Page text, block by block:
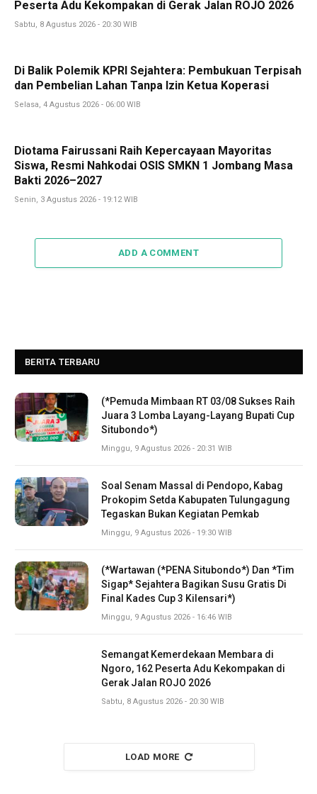
Peserta Adu Kekompakan di Gerak Jalan ROJO 2026
Sabtu, 8 Agustus 2026 - 20:30 WIB
Di Balik Polemik KPRI Sejahtera: Pembukuan Terpisah
dan Pembelian Lahan Tanpa Izin Ketua Koperasi
Selasa, 4 Agustus 2026 - 06:00 WIB
Diotama Fairussani Raih Kepercayaan Mayoritas
Siswa, Resmi Nahkodai OSIS SMKN 1 Jombang Masa
Bakti 2026–2027
Senin, 3 Agustus 2026 - 19:12 WIB
ADD A COMMENT
BERITA TERBARU
(*Pemuda Mimbaan RT 03/08 Sukses Raih
Juara 3 Lomba Layang-Layang Bupati Cup
Situbondo*)
Minggu, 9 Agustus 2026 - 20:31 WIB
Soal Senam Massal di Pendopo, Kabag
Prokopim Setda Kabupaten Tulungagung
Tegaskan Bukan Kegiatan Pemkab
Minggu, 9 Agustus 2026 - 19:30 WIB
(*Wartawan (*PENA Situbondo*) Dan *Tim
Sigap* Sejahtera Bagikan Susu Gratis Di
Final Kades Cup 3 Kilensari*)
Minggu, 9 Agustus 2026 - 16:46 WIB
Semangat Kemerdekaan Membara di
Ngoro, 162 Peserta Adu Kekompakan di
Gerak Jalan ROJO 2026
Sabtu, 8 Agustus 2026 - 20:30 WIB
LOAD MORE